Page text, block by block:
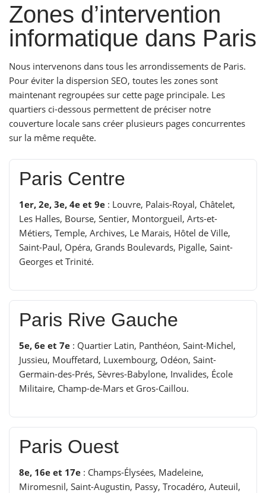
Zones d’intervention
informatique dans Paris
Nous intervenons dans tous les arrondissements de Paris.
Pour éviter la dispersion SEO, toutes les zones sont
maintenant regroupées sur cette page principale. Les
quartiers ci-dessous permettent de préciser notre
couverture locale sans créer plusieurs pages concurrentes
sur la même requête.
Paris Centre
1er, 2e, 3e, 4e et 9e : Louvre, Palais-Royal, Châtelet,
Les Halles, Bourse, Sentier, Montorgueil, Arts-et-
Métiers, Temple, Archives, Le Marais, Hôtel de Ville,
Saint-Paul, Opéra, Grands Boulevards, Pigalle, Saint-
Georges et Trinité.
Paris Rive Gauche
5e, 6e et 7e : Quartier Latin, Panthéon, Saint-Michel,
Jussieu, Mouffetard, Luxembourg, Odéon, Saint-
Germain-des-Prés, Sèvres-Babylone, Invalides, École
Militaire, Champ-de-Mars et Gros-Caillou.
Paris Ouest
8e, 16e et 17e : Champs-Élysées, Madeleine,
Miromesnil, Saint-Augustin, Passy, Trocadéro, Auteuil,